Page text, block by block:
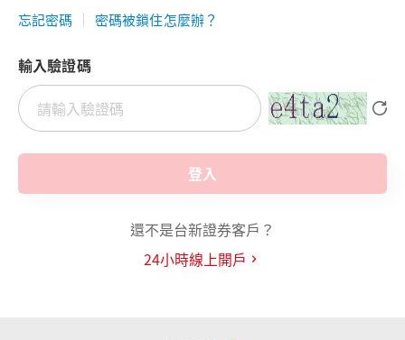
忘記密碼 密碼被鎖住怎麼辦？
輸入驗證碼
登入
還不是台新證券客戶？
24小時線上開戶